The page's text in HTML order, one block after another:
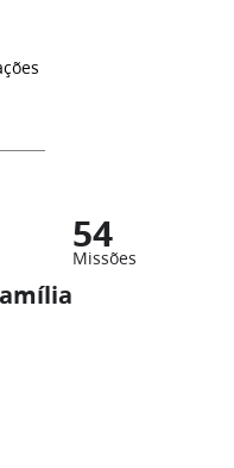
54
Missões